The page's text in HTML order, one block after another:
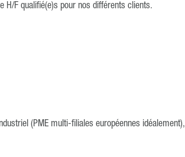
H/F qualifié(e)s pour nos différents clients.
(PME multi-filiales européennes idéalement),